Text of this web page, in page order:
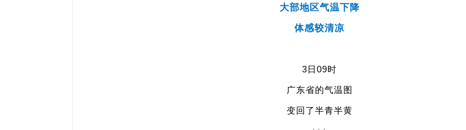
大部地区气温下降
体感较清凉
3日09时
广东省的气温图
变回了半青半黄